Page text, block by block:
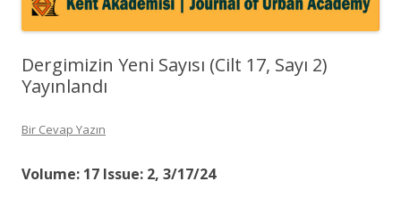
Dergimizin Yeni Sayısı (Cilt 17, Sayı 2)
Yayınlandı
Bir Cevap Yazın
Volume: 17 Issue: 2, 3/17/24